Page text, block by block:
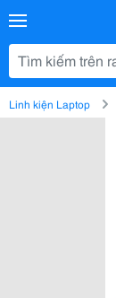
Linh kiện Laptop